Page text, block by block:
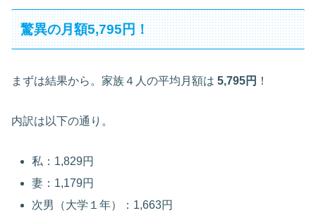
驚異の月額5,795円！
まずは結果から。家族４人の平均月額は 5,795円 ！
内訳は以下の通り。
私：1,829円
妻：1,179円
次男（大学１年）：1,663円